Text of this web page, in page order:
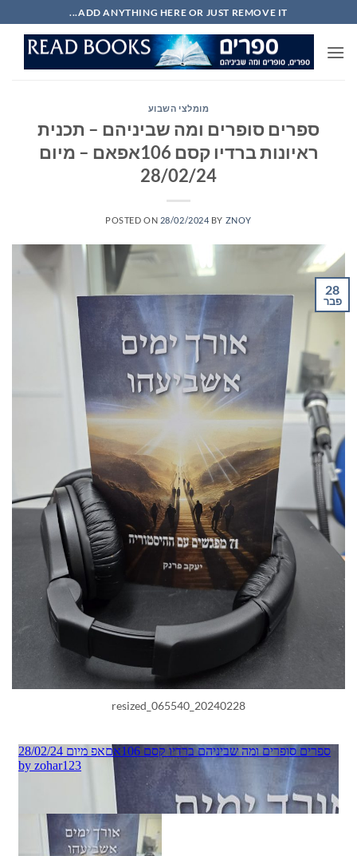
to
content
ADD ANYTHING HERE OR JUST REMOVE IT...
מומלצי השבוע
ספרים סופרים ומה שביניהם – תכנית
ראיונות ברדיו קסם 106אפאם – מיום
28/02/24
POSTED ON 28/02/2024 BY ZNOY
28
פבר
20240228_065540_resized